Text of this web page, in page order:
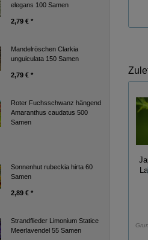
elegans 100 Samen
2,79 € *
Mandelröschen Clarkia
unguiculata 150 Samen
2,79 € *
Roter Fuchsschwanz hängend
Amaranthus caudatus 500
Samen
Sonnenhut rubeckia hirta 60
Samen
2,89 € *
Strandflieder Limonium Statice
Meerlavendel 55 Samen